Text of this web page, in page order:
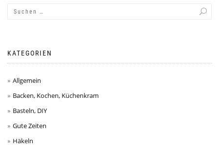
KATEGORIEN
Allgemein
Backen, Kochen, Küchenkram
Basteln, DIY
Gute Zeiten
Häkeln